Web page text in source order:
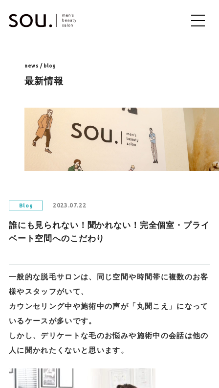
ME
news / blog
最新情報
Blog 2023.07.22
誰にも見られない！聞かれない！完全個室・プライ
ベート空間へのこだわり
一般的な脱毛サロンは、同じ空間や時間帯に複数のお客
様やスタッフがいて、
カウンセリング中や施術中の声が「丸聞こえ」になって
いるケースが多いです。
しかし、デリケートな毛のお悩みや施術中の会話は他の
人に聞かれたくないと思います。